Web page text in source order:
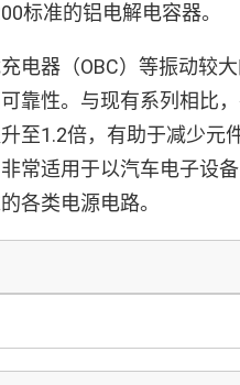
标准的铝电解电容器。
电器（OBC）等振动较
靠性。与现有系列相比
至1.2倍，有助于减少元
常适用于以汽车电子设
各类电源电路。